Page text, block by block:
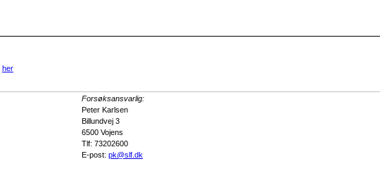
her
Forsøksansvarlig:
Peter Karlsen
Billundvej 3
6500 Vojens
Tlf: 73202600
E-post: pk@slf.dk